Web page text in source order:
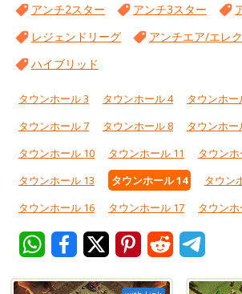
アンチ2スター アンチ3スター
レジェンドリーグ
アンチエア/エレ
ハイブリッド
タウンホール 3 タウンホール 4 タウンホー
タウンホール 7
タウンホール 8
タウンホー
タウンホール 10
タウンホール 11
タウン
タウンホール 13
タウンホール 14
タウン
タウンホール 16
タウンホール 17 タウン